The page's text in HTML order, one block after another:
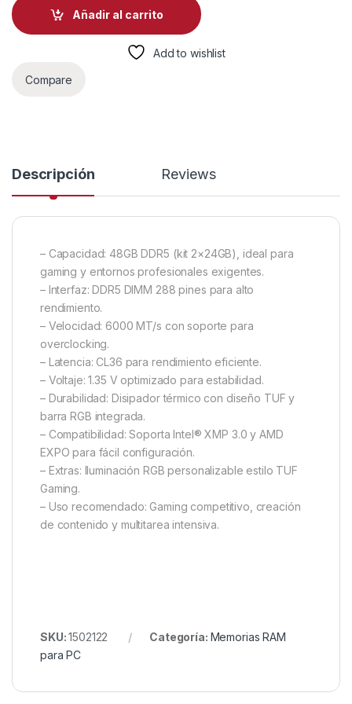
Añadir al carrito
Add to wishlist
Compare
Descripción Reviews
– Capacidad: 48GB DDR5 (kit 2×24GB), ideal para
gaming y entornos profesionales exigentes.
– Interfaz: DDR5 DIMM 288 pines para alto
rendimiento.
– Velocidad: 6000 MT/s con soporte para
overclocking.
– Latencia: CL36 para rendimiento eficiente.
– Voltaje: 1.35 V optimizado para estabilidad.
– Durabilidad: Disipador térmico con diseño TUF y
barra RGB integrada.
– Compatibilidad: Soporta Intel® XMP 3.0 y AMD
EXPO para fácil configuración.
– Extras: Iluminación RGB personalizable estilo TUF
Gaming.
– Uso recomendado: Gaming competitivo, creación
de contenido y multitarea intensiva.
SKU:1502122 Categoría: Memorias RAM
para PC